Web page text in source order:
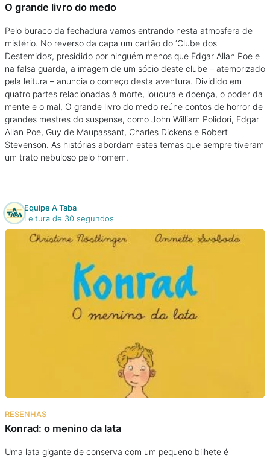
O grande livro do medo
Pelo buraco da fechadura vamos entrando nesta atmosfera de
mistério. No reverso da capa um cartão do ‘Clube dos
Destemidos’, presidido por ninguém menos que Edgar Allan Poe e
na falsa guarda, a imagem de um sócio deste clube – atemorizado
pela leitura – anuncia o começo desta aventura. Dividido em
quatro partes relacionadas à morte, loucura e doença, o poder da
mente e o mal, O grande livro do medo reúne contos de horror de
grandes mestres do suspense, como John William Polidori, Edgar
Allan Poe, Guy de Maupassant, Charles Dickens e Robert
Stevenson. As histórias abordam estes temas que sempre tiveram
um trato nebuloso pelo homem.
Equipe A Taba
Leitura de 30 segundos
RESENHAS
Konrad: o menino da lata
Uma lata gigante de conserva com um pequeno bilhete é